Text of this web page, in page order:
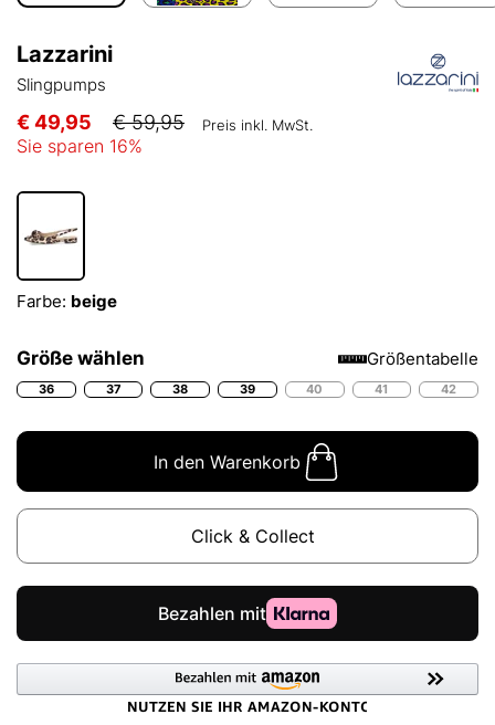
Lazzarini
Slingpumps
€ 49,95 € 59,95 Preis inkl. MwSt.
Sie sparen 16%
Farbe: beige
Größe wählen Größentabelle
36 37 38 39 40 41 42
In den Warenkorb
Click & Collect